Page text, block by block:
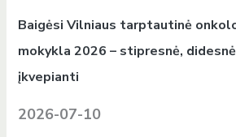
Baigėsi Vilniaus tarptautinė
mokykla 2026 – stipresnė,
įkvepianti
2026-07-10